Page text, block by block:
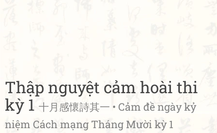
Thập nguyệt cảm hoài thi
kỳ 1 十月感懷詩其一 • Cảm đề ngày kỷ
niệm Cách mạng Tháng Mười kỳ 1